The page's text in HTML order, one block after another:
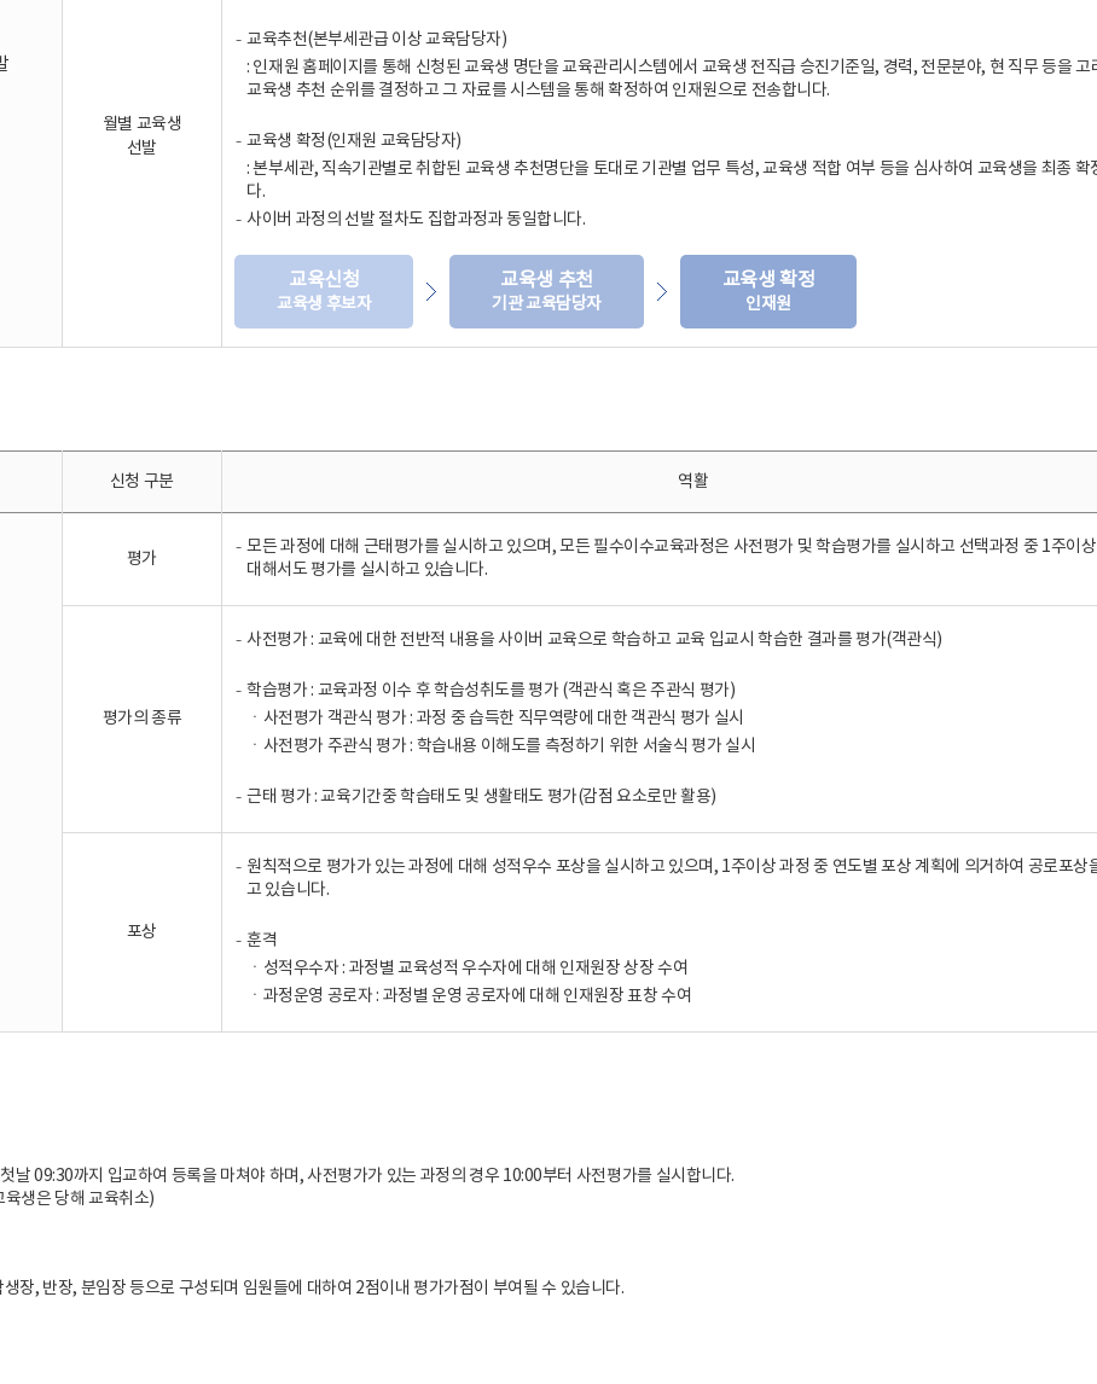
월별 교육생
선발
교육추천(본부세관급 이상 교육담당자)
: 인재원 홈페이지를 통해 신청된 교육생 명단을 교육관리시스템에서 교육생 전직급 승진기준일, 경력, 전문분야, 현 직무 등을 고
교육생 추천 순위를 결정하고 그 자료를 시스템을 통해 확정하여 인재원으로 전송합니다.
교육생 확정(인재원 교육담당자)
: 본부세관, 직속기관별로 취합된 교육생 추천명단을 토대로 기관별 업무 특성, 교육생 적합 여부 등을 심사하여 교육생을 최종 확
다.
사이버 과정의 선발 절차도 집합과정과 동일합니다.
교육신청
교육생 후보자
교육생 추천
기관 교육담당자
교육생 확정
인재원
신청 구분 역활
평가
모든 과정에 대해 근태평가를 실시하고 있으며, 모든 필수이수교육과정은 사전평가 및 학습평가를 실시하고 선택과정 중 1주이
대해서도 평가를 실시하고 있습니다.
평가의 종류
사전평가 : 교육에 대한 전반적 내용을 사이버 교육으로 학습하고 교육 입교시 학습한 결과를 평가(객관식)
학습평가 : 교육과정 이수 후 학습성취도를 평가 (객관식 혹은 주관식 평가)
ㆍ사전평가 객관식 평가 : 과정 중 습득한 직무역량에 대한 객관식 평가 실시
ㆍ사전평가 주관식 평가 : 학습내용 이해도를 측정하기 위한 서술식 평가 실시
근태 평가 : 교육기간중 학습태도 및 생활태도 평가(감점 요소로만 활용)
포상
원칙적으로 평가가 있는 과정에 대해 성적우수 포상을 실시하고 있으며, 1주이상 과정 중 연도별 포상 계획에 의거하여 공로포상
고 있습니다.
훈격
ㆍ성적우수자 : 과정별 교육성적 우수자에 대해 인재원장 상장 수여
ㆍ과정운영 공로자 : 과정별 운영 공로자에 대해 인재원장 표창 수여
날 09:30까지 입교하여 등록을 마쳐야 하며, 사전평가가 있는 과정의 경우 10:00부터 사전평가를 실시합니다.
생은 당해 교육취소)
장, 반장, 분임장 등으로 구성되며 임원들에 대하여 2점이내 평가가점이 부여될 수 있습니다.